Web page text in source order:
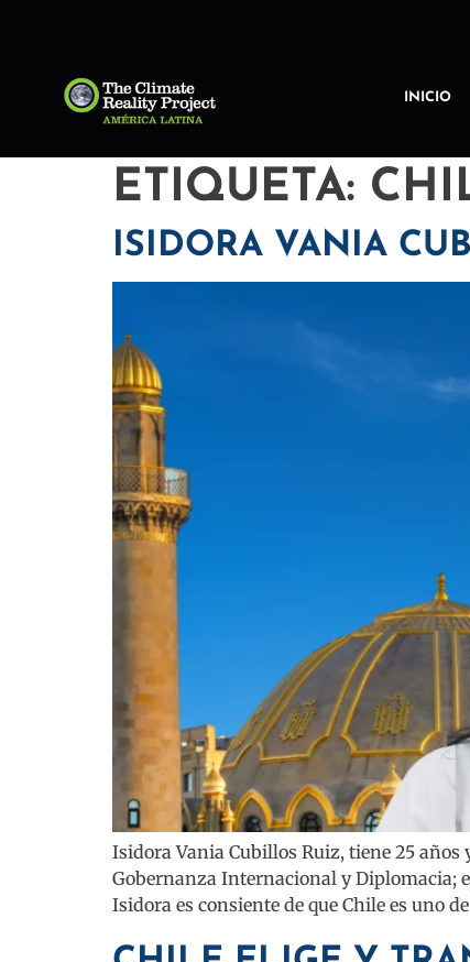
INICIO
ETIQUETA:
ISIDORA VANIA
Isidora Vania Cubillos Ruiz, tiene 25
Gobernanza Internacional y Diplomacia;
Isidora es consiente de que Chile es uno